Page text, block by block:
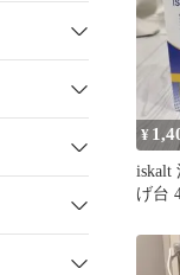
¥
iskalt
げ台